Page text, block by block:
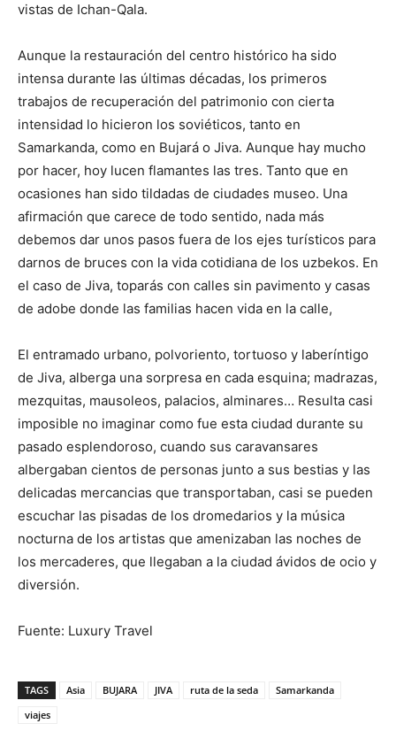
vistas de Ichan-Qala.
Aunque la restauración del centro histórico ha sido
intensa durante las últimas décadas, los primeros
trabajos de recuperación del patrimonio con cierta
intensidad lo hicieron los soviéticos, tanto en
Samarkanda, como en Bujará o Jiva. Aunque hay mucho
por hacer, hoy lucen flamantes las tres. Tanto que en
ocasiones han sido tildadas de ciudades museo. Una
afirmación que carece de todo sentido, nada más
debemos dar unos pasos fuera de los ejes turísticos para
darnos de bruces con la vida cotidiana de los uzbekos. En
el caso de Jiva, toparás con calles sin pavimento y casas
de adobe donde las familias hacen vida en la calle,
El entramado urbano, polvoriento, tortuoso y laberíntigo
de Jiva, alberga una sorpresa en cada esquina; madrazas,
mezquitas, mausoleos, palacios, alminares… Resulta casi
imposible no imaginar como fue esta ciudad durante su
pasado esplendoroso, cuando sus caravansares
albergaban cientos de personas junto a sus bestias y las
delicadas mercancias que transportaban, casi se pueden
escuchar las pisadas de los dromedarios y la música
nocturna de los artistas que amenizaban las noches de
los mercaderes, que llegaban a la ciudad ávidos de ocio y
diversión.
Fuente: Luxury Travel
TAGS Asia BUJARA JIVA ruta de la seda
Samarkanda
viajes